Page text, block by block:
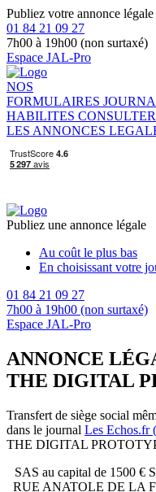
Publiez votre annonce
01 84 21 09 27
7h00 à 19h00 (non surtaxé)
Espace JAL-Pro
NOS
FORMULAIRES
HABILITES CONSULTER
LES ANNONCES
Publiez une annonce légale
Au coût le plus bas
En choisissant votre
01 84 21 09 27
7h00 à 19h00 (non surtaxé)
Espace JAL-Pro
ANNONCE
THE DIGITAL
Transfert de siège social
dans le journal Les Echos.fr
THE DIGITAL
SAS au capital de 1500 €
RUE ANATOLE DE LA